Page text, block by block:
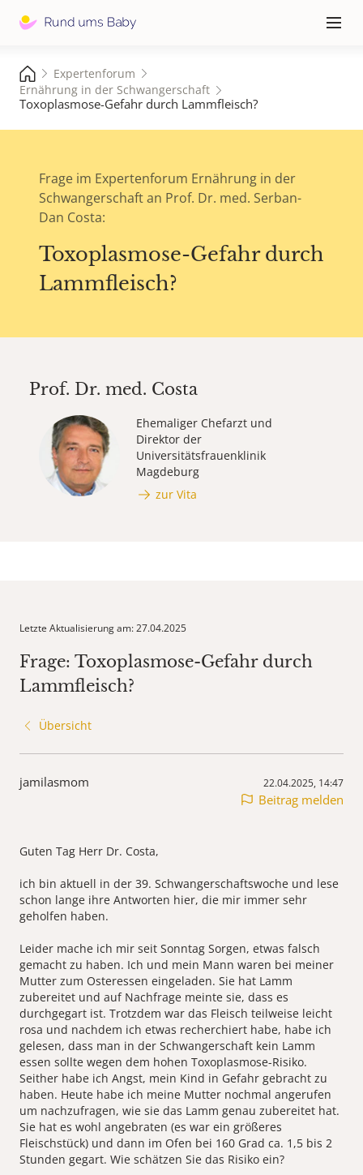
≡
Expertenforum
Ernährung in der Schwangerschaft
Toxoplasmose-Gefahr durch Lammfleisch?
Frage im Expertenforum Ernährung in der
Schwangerschaft an Prof. Dr. med. Serban-
Dan Costa:
Toxoplasmose-Gefahr durch
Lammfleisch?
Prof. Dr. med. Costa
Ehemaliger Chefarzt und
Direktor der
Universitätsfrauenklinik
Magdeburg
zur Vita
Letzte Aktualisierung am: 27.04.2025
Frage: Toxoplasmose-Gefahr durch
Lammfleisch?
Übersicht
jamilasmom 22.04.2025, 14:47
Beitrag melden
Guten Tag Herr Dr. Costa,
ich bin aktuell in der 39. Schwangerschaftswoche und lese
schon lange ihre Antworten hier, die mir immer sehr
geholfen haben.
Leider mache ich mir seit Sonntag Sorgen, etwas falsch
gemacht zu haben. Ich und mein Mann waren bei meiner
Mutter zum Osteressen eingeladen. Sie hat Lamm
zubereitet und auf Nachfrage meinte sie, dass es
durchgegart ist. Trotzdem war das Fleisch teilweise leicht
rosa und nachdem ich etwas recherchiert habe, habe ich
gelesen, dass man in der Schwangerschaft kein Lamm
essen sollte wegen dem hohen Toxoplasmose-Risiko.
Seither habe ich Angst, mein Kind in Gefahr gebracht zu
haben. Heute habe ich meine Mutter nochmal angerufen
um nachzufragen, wie sie das Lamm genau zubereitet hat.
Sie hat es wohl angebraten (es war ein größeres
Fleischstück) und dann im Ofen bei 160 Grad ca. 1,5 bis 2
Stunden gegart. Wie schätzen Sie das Risiko ein?